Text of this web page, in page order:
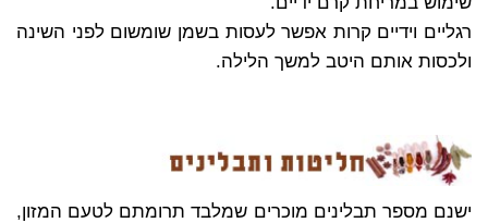
רגליים וידיים קרות אפשר לעסות בשמן שומשום לפני השינה
ולכסות אותם היטב למשך הלילה.
ישנם מספר תבלינים מוכרים שמלבד תרומתם לטעם המזון,